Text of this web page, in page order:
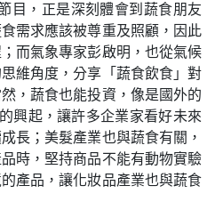
目，正是深刻體會到蔬食朋友
需求應該被尊重及照顧，因此
而氣象專家彭啟明，也從氣候
維角度，分享「蔬食飲食」對
，蔬食也能投資，像是國外的
興起，讓許多企業家看好未來
長；美髮產業也與蔬食有關，
時，堅持商品不能有動物實驗
產品，讓化妝品產業也與蔬食